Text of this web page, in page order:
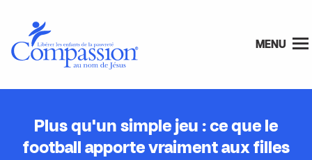
MENU
Plus qu'un simple jeu : ce que le
football apporte vraiment aux filles